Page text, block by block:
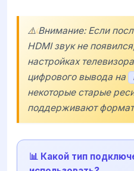
⚠️ Внимание: Если
HDMI звук не
настройках
цифрового вывода на
некоторые старые
поддерживают
📊 Какой тип